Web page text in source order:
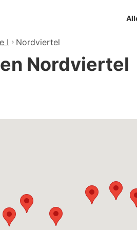
I Nordviertel
Nordviertel